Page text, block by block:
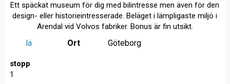
lä
Ett späckat museum för dig med bilintresse men även för den
design- eller historieintresserade. Beläget i lämpligaste miljö i
Arendal vid Volvos fabriker. Bonus är fin utsikt.
Ort Göteborg
stopp
1